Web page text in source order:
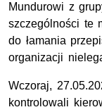
Mundurowi z
szczególności te
do łamania
organizacji
Wczoraj,
kontrolowali